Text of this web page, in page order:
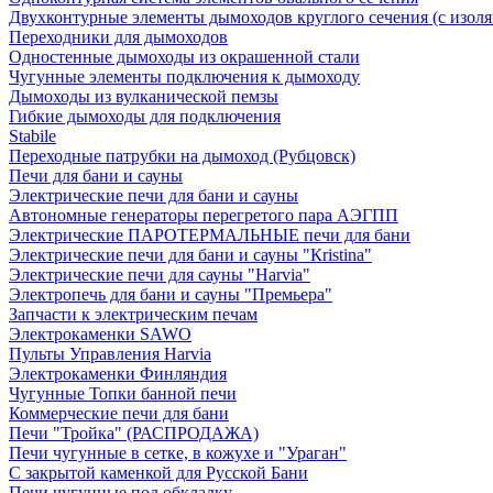
Двухконтурные элементы дымоходов круглого сечения (с
Переходники для дымоходов
Одностенные дымоходы из окрашенной стали
Чугунные элементы подключения к дымоходу
Дымоходы из вулканической пемзы
Гибкие дымоходы для подключения
Stabile
Переходные патрубки на дымоход (Рубцовск)
Печи для бани и сауны
Электрические печи для бани и сауны
Автономные генераторы перегретого пара АЭГПП
Электрические ПАРОТЕРМАЛЬНЫЕ печи для бани
Электрические печи для бани и сауны "Кristina"
Электрические печи для сауны "Harvia"
Электропечь для бани и сауны "Премьера"
Запчасти к электрическим печам
Электрокаменки SAWO
Пульты Управления Harvia
Электрокаменки Финляндия
Чугунные Топки банной печи
Коммерческие печи для бани
Печи "Тройка" (РАСПРОДАЖА)
Печи чугунные в сетке, в кожухе и "Ураган"
С закрытой каменкой для Русской Бани